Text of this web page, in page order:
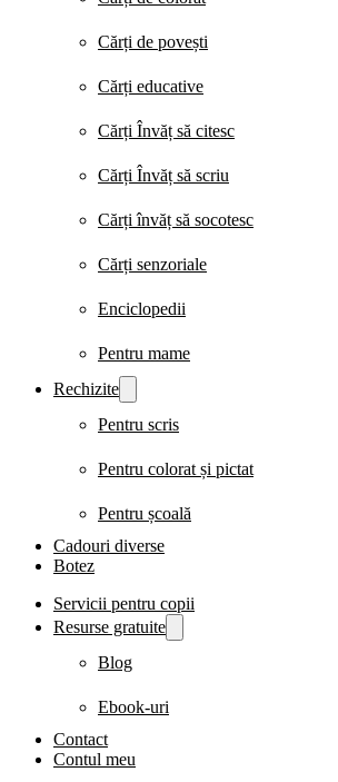
Cărți de povești
Cărți educative
Cărți Învăț să citesc
Cărți Învăț să scriu
Cărți învăț să socotesc
Cărți senzoriale
Enciclopedii
Pentru mame
Rechizite
Pentru scris
Pentru colorat și pictat
Pentru școală
Cadouri diverse
Botez
Servicii pentru copii
Resurse gratuite
Blog
Ebook-uri
Contact
Contul meu